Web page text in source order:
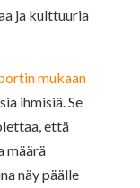
ja kulttuuria
mukaan
ihmisiä. Se
että
määrä
näy päälle